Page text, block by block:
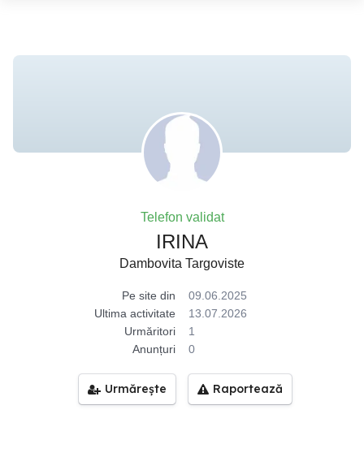
Telefon validat
IRINA
Dambovita Targoviste
Pe site din
09.06.2025
Ultima activitate
13.07.2026
Urmăritori
1
Anunțuri
0
Urmărește Raportează